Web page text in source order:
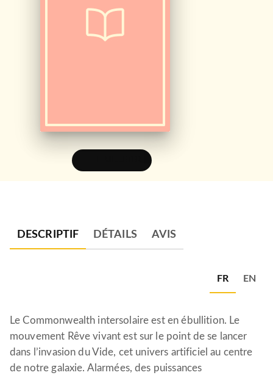
DESCRIPTIF DÉTAILS AVIS
FR EN
Le Commonwealth intersolaire est en ébullition. Le
mouvement Rêve vivant est sur le point de se lancer
dans l’invasion du Vide, cet univers artificiel au centre
de notre galaxie. Alarmées, des puissances